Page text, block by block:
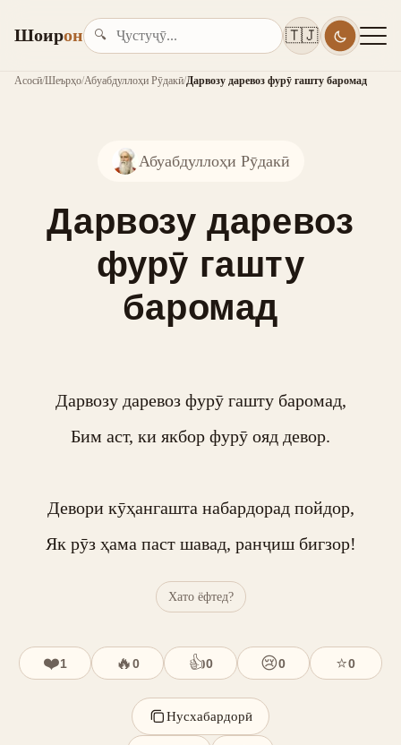
Шоирон 🔍 🇹🇯
Асосӣ/Шеърҳо/Абуабдуллоҳи Рӯдакӣ/Дарвозу даревоз фурӯ гашту баромад
Абуабдуллоҳи Рӯдакӣ
Дарвозу даревоз
фурӯ гашту
баромад
Дарвозу даревоз фурӯ гашту баромад,
Бим аст, ки якбор фурӯ ояд девор.
Девори кӯҳангашта набардорад пойдор,
Як рӯз ҳама паст шавад, ранҷиш бигзор!
Хато ёфтед?
❤️1 🔥0 👍0 😢0 ⭐0
Нусхабардорӣ